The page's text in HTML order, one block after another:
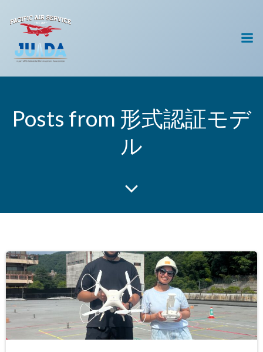
へ
ッ
プ
Posts from 形式認証モデ
ル